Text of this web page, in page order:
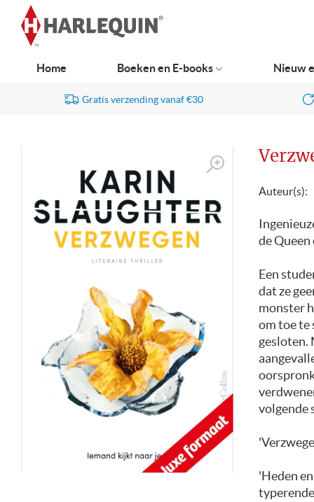
navigatie
Gratis verzending vanaf €30
Auteur(s):
de
Een
dat ze
monster
om toe te
gesloten.
volgende
'Heden
Home Boeken en E-books Nieuw